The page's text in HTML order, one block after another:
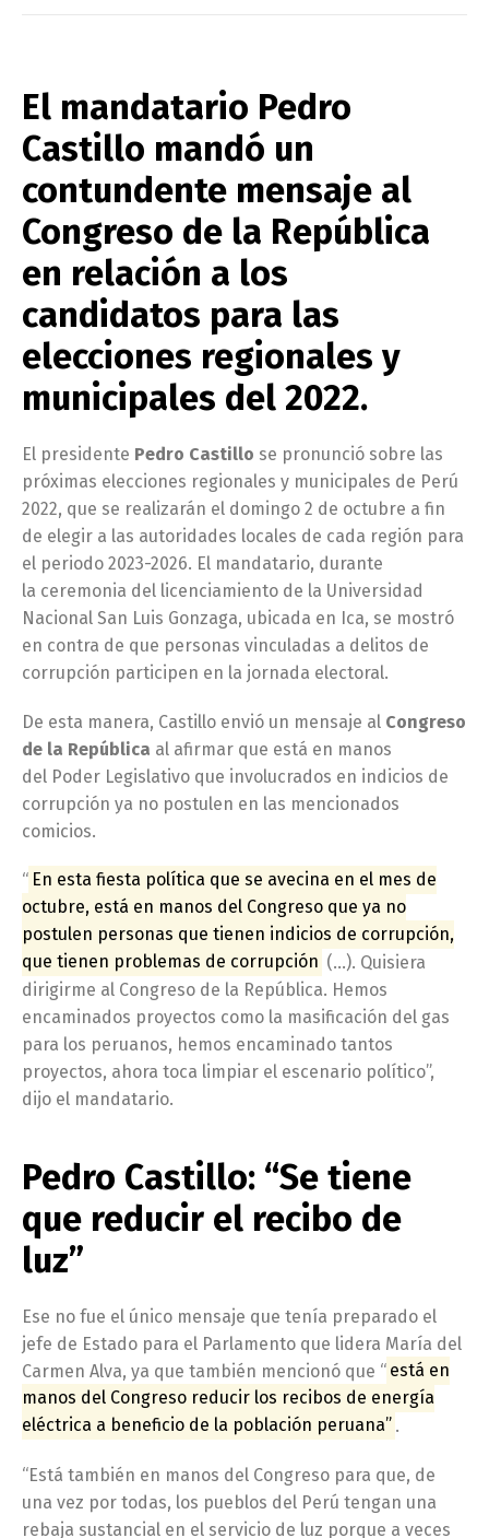
El mandatario Pedro
Castillo mandó un
contundente mensaje al
Congreso de la República
en relación a los
candidatos para las
elecciones regionales y
municipales del 2022.
El presidente Pedro Castillo se pronunció sobre las
próximas elecciones regionales y municipales de Perú
2022, que se realizarán el domingo 2 de octubre a fin
de elegir a las autoridades locales de cada región para
el periodo 2023-2026. El mandatario, durante
la ceremonia del licenciamiento de la Universidad
Nacional San Luis Gonzaga, ubicada en Ica, se mostró
en contra de que personas vinculadas a delitos de
corrupción participen en la jornada electoral.
De esta manera, Castillo envió un mensaje al Congreso
de la República al afirmar que está en manos
del Poder Legislativo que involucrados en indicios de
corrupción ya no postulen en las mencionados
comicios.
“ En esta fiesta política que se avecina en el mes de
octubre, está en manos del Congreso que ya no
postulen personas que tienen indicios de corrupción,
que tienen problemas de corrupción (…). Quisiera
dirigirme al Congreso de la República. Hemos
encaminados proyectos como la masificación del gas
para los peruanos, hemos encaminado tantos
proyectos, ahora toca limpiar el escenario político”,
dijo el mandatario.
Pedro Castillo: “Se tiene
que reducir el recibo de
luz”
Ese no fue el único mensaje que tenía preparado el
jefe de Estado para el Parlamento que lidera María del
Carmen Alva, ya que también mencionó que “ está en
manos del Congreso reducir los recibos de energía
eléctrica a beneficio de la población peruana” .
“Está también en manos del Congreso para que, de
una vez por todas, los pueblos del Perú tengan una
rebaja sustancial en el servicio de luz porque a veces